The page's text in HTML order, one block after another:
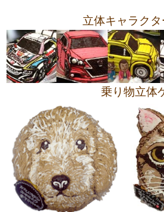
立体キャラク
乗り物立体